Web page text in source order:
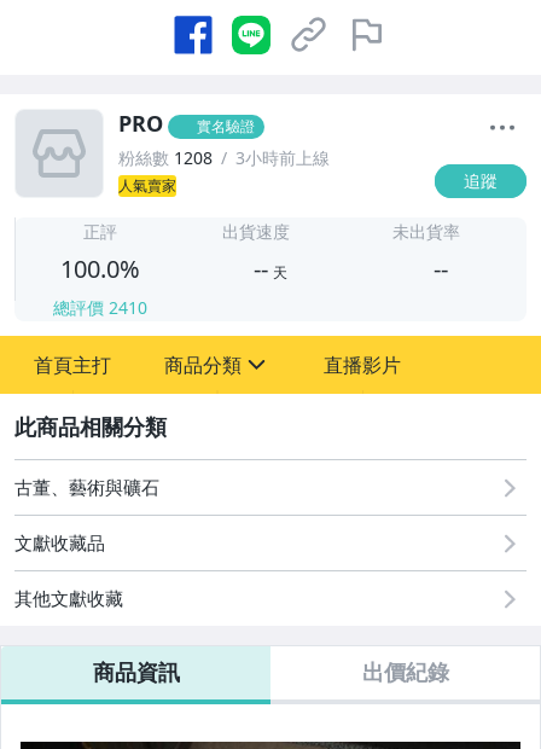
PRO 實名驗證
粉絲數 1208 3小時前上線
人氣賣家 追蹤
正評
100.0%
總評價 2410
出貨速度
-- 天
未出貨率
--
首頁主打 商品分類
嬰幼兒與孕婦
圖書/影音/文具
成人專區
古董、藝術與礦石
居家、家具與園藝
直播影片
古董、藝術與礦石
文獻收藏品
其他文獻收藏
商品資訊 出價紀錄